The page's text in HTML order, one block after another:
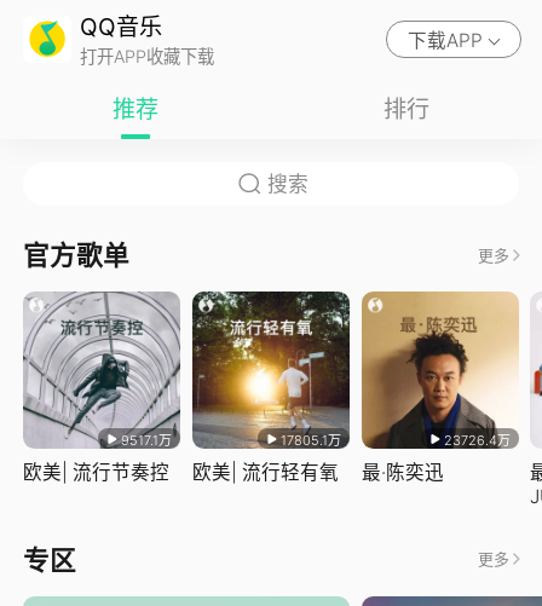
QQ音乐
打开APP收藏下载
下载APP
推荐 排行
官方歌单 更多
9517.1万
欧美| 流行节奏控
17805.1万
欧美| 流行轻有氧
23726.4万
最·陈奕迅
专区 更多